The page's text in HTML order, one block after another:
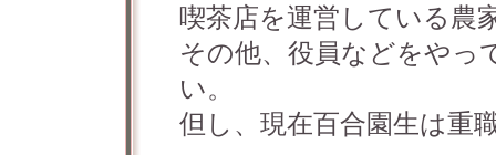
喫茶店を運営している農
その他、役員などをやっ
い。
但し、現在百合園生は重